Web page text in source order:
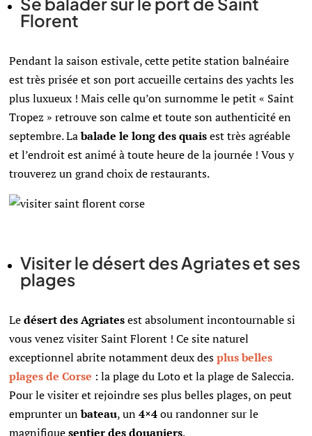
Florent
Pendant la saison estivale, cette petite station balnéaire
est très prisée et son port accueille certains des yachts les
plus luxueux ! Mais celle qu’on surnomme le petit « Saint
Tropez » retrouve son calme et toute son authenticité en
septembre. Labalade le long des quaisest très agréable
et l’endroit est animé à toute heure de la journée ! Vous y
trouverez un grand choix de restaurants.
Visiter le désert des Agriates et ses
plages
Ledésert des Agriatesest absolument incontournable si
vous venez visiter Saint Florent ! Ce site naturel
exceptionnel abrite notamment deux desplus belles
plages de Corse : la plage du Loto et la plage de Saleccia.
Pour le visiter et rejoindre ses plus belles plages, on peut
emprunter unbateau, un4×4ou randonner sur le
magnifiquesentier des douaniers.